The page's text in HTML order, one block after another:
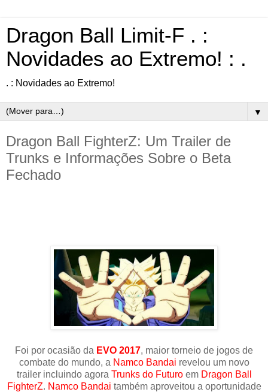
Dragon Ball Limit-F . :
Novidades ao Extremo! : .
. : Novidades ao Extremo!
▼
Dragon Ball FighterZ: Um Trailer de
Trunks e Informações Sobre o Beta
Fechado
Foi por ocasião da EVO 2017, maior torneio de jogos de
combate do mundo, a Namco Bandai revelou um novo
trailer incluindo agora Trunks do Futuroem Dragon Ball
FighterZ. Namco Bandai também aproveitou a oportunidade